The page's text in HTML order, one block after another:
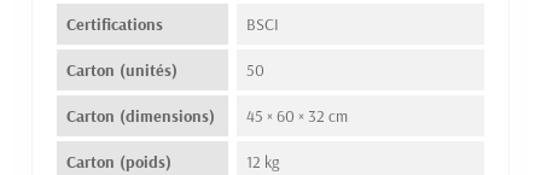
Certifications BSCI
Carton (unités) 50
Carton (dimensions) 45 × 60 × 32 cm
Carton (poids) 12 kg